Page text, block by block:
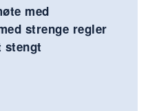
med
strenge regler
stengt